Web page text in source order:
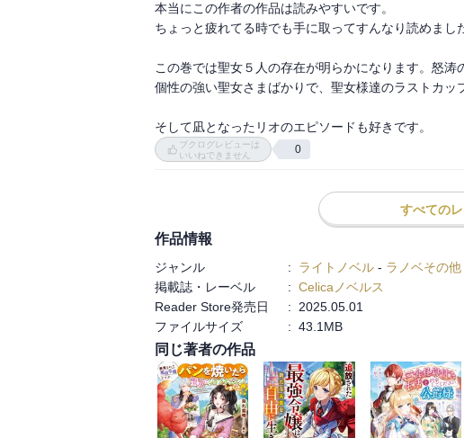
灯乃
先日、愛犬の前脚に悪性腫瘍が
でも、ペット保険に入っていた
なりました。
ておきましょう！
本当にこの作者の作品は読みやすいです。
ちょっと疲れてる時でも手に取ってすんなり読めまし
この巻では聖女５人の存在が明らかになります。怒涛
個性の強い聖女さまばかりで、聖女様達のラストカッ
そして凪となったリオのエピソードも好きです。
ブクログレビューは
いいねできません
0
すべての
作品情報
ジャンル : ライトノベル - ラノベその他
掲載誌・レーベル
: Celicaノベルス
Reader Store発売日
: 2025.05.01
ファイルサイズ
: 43.1MB
同じ著者の作品